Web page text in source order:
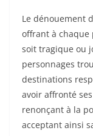
Le dénouement
offrant à chaque
soit tragique ou
personnages
destinations
avoir affronté
renonçant à la
acceptant ainsi